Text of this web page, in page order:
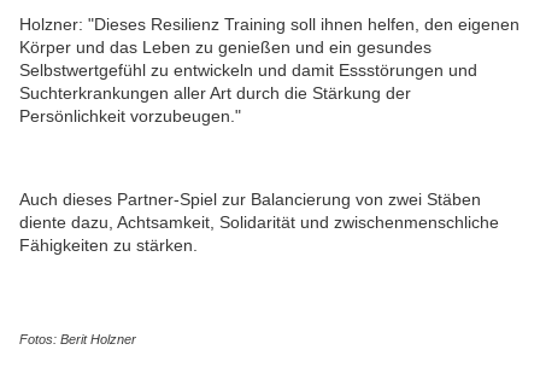
Holzner: "Dieses Resilienz Training soll ihnen helfen, den eigenen
Körper und das Leben zu genießen und ein gesundes
Selbstwertgefühl zu entwickeln und damit Essstörungen und
Suchterkrankungen aller Art durch die Stärkung der
Persönlichkeit vorzubeugen."
Auch dieses Partner-Spiel zur Balancierung von zwei Stäben
diente dazu, Achtsamkeit, Solidarität und zwischenmenschliche
Fähigkeiten zu stärken.
Fotos: Berit Holzner